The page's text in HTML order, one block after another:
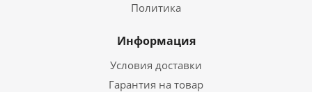
Политика
Информация
Условия доставки
Гарантия на товар